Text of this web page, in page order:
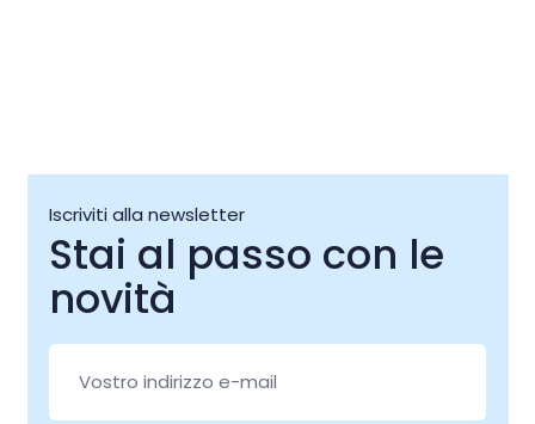
Iscriviti alla newsletter
Stai al passo con le
novità